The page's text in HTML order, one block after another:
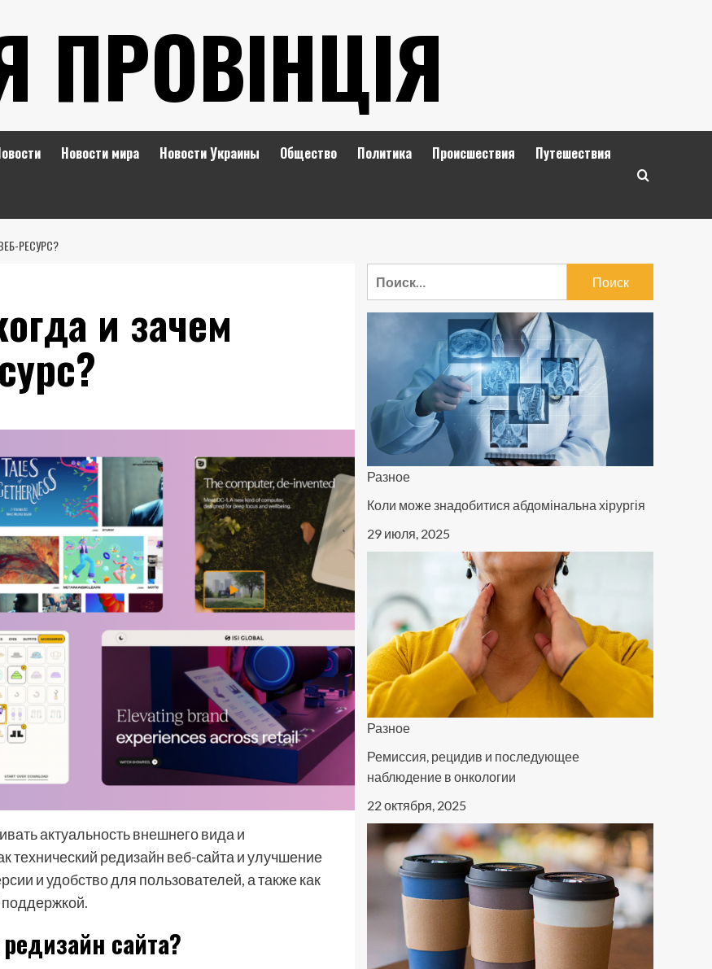
ПРОВІНЦІЯ
Новости мира Новости Украины Общество Политика Происшествия Путешествия
РЕСУРС?
и зачем
актуальность внешнего вида и
технический редизайн веб-сайта и улучшение
и удобство для пользователей, а также как
поддержкой.
сайта?
Разное
Коли може знадобитися абдомінальна хірургія
29 июля, 2025
Разное
Ремиссия, рецидив и последующее
наблюдение в онкологии
22 октября, 2025